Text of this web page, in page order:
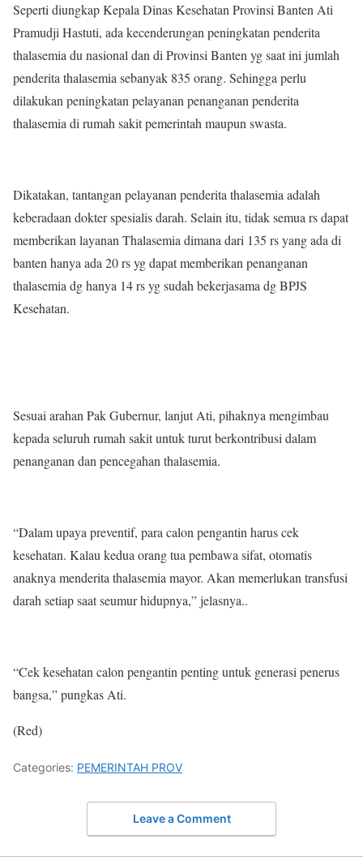
Seperti diungkap Kepala Dinas Kesehatan Provinsi Banten Ati
Pramudji Hastuti, ada kecenderungan peningkatan penderita
thalasemia du nasional dan di Provinsi Banten yg saat ini jumlah
penderita thalasemia sebanyak 835 orang. Sehingga perlu
dilakukan peningkatan pelayanan penanganan penderita
thalasemia di rumah sakit pemerintah maupun swasta.
Dikatakan, tantangan pelayanan penderita thalasemia adalah
keberadaan dokter spesialis darah. Selain itu, tidak semua rs dapat
memberikan layanan Thalasemia dimana dari 135 rs yang ada di
banten hanya ada 20 rs yg dapat memberikan penanganan
thalasemia dg hanya 14 rs yg sudah bekerjasama dg BPJS
Kesehatan.
Sesuai arahan Pak Gubernur, lanjut Ati, pihaknya mengimbau
kepada seluruh rumah sakit untuk turut berkontribusi dalam
penanganan dan pencegahan thalasemia.
“Dalam upaya preventif, para calon pengantin harus cek
kesehatan. Kalau kedua orang tua pembawa sifat, otomatis
anaknya menderita thalasemia mayor. Akan memerlukan transfusi
darah setiap saat seumur hidupnya,” jelasnya..
“Cek kesehatan calon pengantin penting untuk generasi penerus
bangsa,” pungkas Ati.
(Red)
Categories: PEMERINTAH PROV
Leave a Comment